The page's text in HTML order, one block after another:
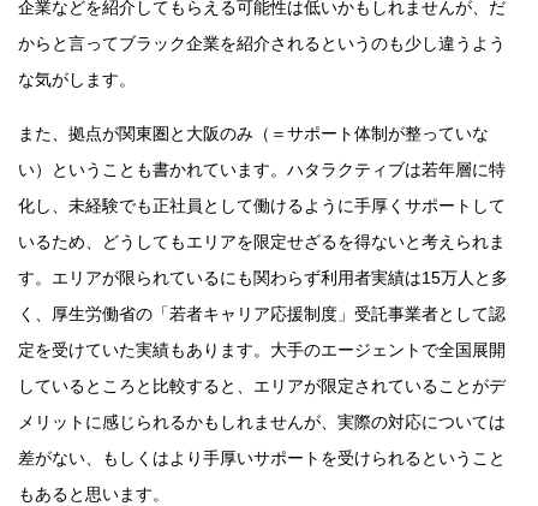
企業などを紹介してもらえる可能性は低いかもしれませんが、だ
からと言ってブラック企業を紹介されるというのも少し違うよう
な気がします。
また、拠点が関東圏と大阪のみ（＝サポート体制が整っていな
い）ということも書かれています。ハタラクティブは若年層に特
化し、未経験でも正社員として働けるように手厚くサポートして
いるため、どうしてもエリアを限定せざるを得ないと考えられま
す。エリアが限られているにも関わらず利用者実績は15万人と多
く、厚生労働省の「若者キャリア応援制度」受託事業者として認
定を受けていた実績もあります。大手のエージェントで全国展開
しているところと比較すると、エリアが限定されていることがデ
メリットに感じられるかもしれませんが、実際の対応については
差がない、もしくはより手厚いサポートを受けられるということ
もあると思います。